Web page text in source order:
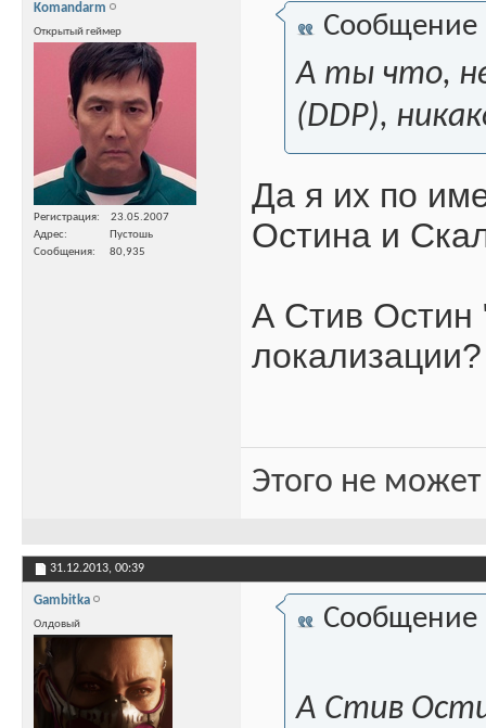
Komandarm
Открытый геймер
Регистрация
23.05.2007
Адрес
Пустошь
Сообщения
80,935
Сообщение
А ты что,
(DDP),
Да я их по
Остина и
А Стив Остин
Этого не
31.12.2013, 00:39
Gambitka
Олдовый Сообщение
А Стив